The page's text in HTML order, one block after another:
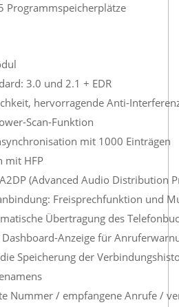
Programmspeicherplätze
3.0 und 2.1 + EDR
hervorragende Anti-
Scan-Funktion
mit 1000 Einträgen
mit HFP
(Advanced Audio Distribution
Freisprechfunktion und
Übertragung des
Anzeige für
Speicherung der
Nummer / empfangene Anrufe /